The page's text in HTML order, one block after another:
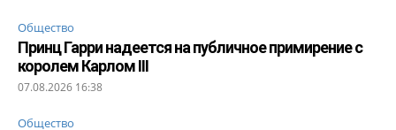
Общество
Принц Гарри надеется на публичное примирение с
королем Карлом III
07.08.2026 16:38
Общество